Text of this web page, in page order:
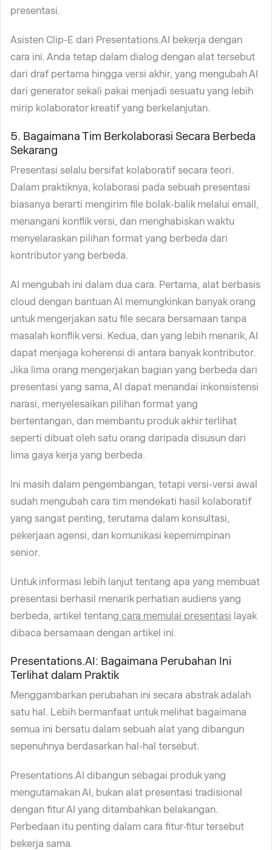
presentasi.
Asisten Clip-E dari Presentations.AI bekerja dengan
cara ini. Anda tetap dalam dialog dengan alat tersebut
dari draf pertama hingga versi akhir, yang mengubah AI
dari generator sekali pakai menjadi sesuatu yang lebih
mirip kolaborator kreatif yang berkelanjutan.
5. Bagaimana Tim Berkolaborasi Secara Berbeda
Sekarang
Presentasi selalu bersifat kolaboratif secara teori.
Dalam praktiknya, kolaborasi pada sebuah presentasi
biasanya berarti mengirim file bolak-balik melalui email,
menangani konflik versi, dan menghabiskan waktu
menyelaraskan pilihan format yang berbeda dari
kontributor yang berbeda.
AI mengubah ini dalam dua cara. Pertama, alat berbasis
cloud dengan bantuan AI memungkinkan banyak orang
untuk mengerjakan satu file secara bersamaan tanpa
masalah konflik versi. Kedua, dan yang lebih menarik, AI
dapat menjaga koherensi di antara banyak kontributor.
Jika lima orang mengerjakan bagian yang berbeda dari
presentasi yang sama, AI dapat menandai inkonsistensi
narasi, menyelesaikan pilihan format yang
bertentangan, dan membantu produk akhir terlihat
seperti dibuat oleh satu orang daripada disusun dari
lima gaya kerja yang berbeda.
Ini masih dalam pengembangan, tetapi versi-versi awal
sudah mengubah cara tim mendekati hasil kolaboratif
yang sangat penting, terutama dalam konsultasi,
pekerjaan agensi, dan komunikasi kepemimpinan
senior.
Untuk informasi lebih lanjut tentang apa yang membuat
presentasi berhasil menarik perhatian audiens yang
berbeda, artikel tentang cara memulai presentasi layak
dibaca bersamaan dengan artikel ini.
Presentations.AI: Bagaimana Perubahan Ini
Terlihat dalam Praktik
Menggambarkan perubahan ini secara abstrak adalah
satu hal. Lebih bermanfaat untuk melihat bagaimana
semua ini bersatu dalam sebuah alat yang dibangun
sepenuhnya berdasarkan hal-hal tersebut.
Presentations.AI dibangun sebagai produk yang
mengutamakan AI, bukan alat presentasi tradisional
dengan fitur AI yang ditambahkan belakangan.
Perbedaan itu penting dalam cara fitur-fitur tersebut
bekerja sama.